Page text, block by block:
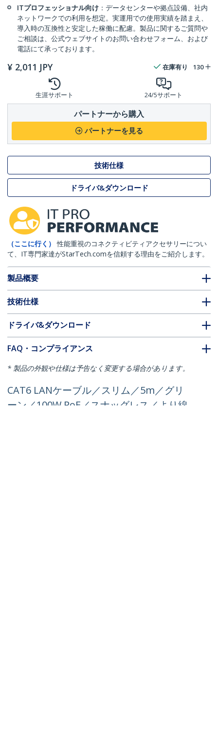
ITプロフェッショナル向け ：データセンターや拠点設備、社内
ネットワークでの利用を想定。実運用での使用実績を踏まえ、
導入時の互換性と安定した稼働に配慮。製品に関するご質問や
ご相談は、公式ウェブサイトのお問い合わせフォーム、および
電話にて承っております。
¥ 2,011 JPY 在庫有り 130
生涯サポート 24/5サポート
パートナーから購入
パートナーを見る
技術仕様
ドライバ&ダウンロード
（ここに行く）
性能重視のコネクティビティアクセサリーについ
て、IT専門家達がStarTech.comを信頼する理由をご紹介します。
製品概要
技術仕様
ドライバ&ダウンロード
FAQ・コンプライアンス
* 製品の外観や仕様は予告なく変更する場合があります。
CAT6 LANケーブル／スリム／5m／グリ
ーン／100W PoE／スナッグレス／より線